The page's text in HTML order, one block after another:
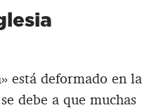
está deformado en la
debe a que muchas